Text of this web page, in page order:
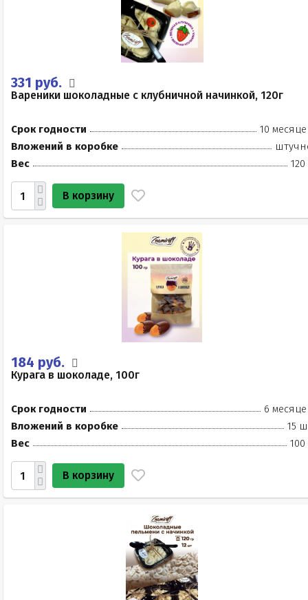
331 руб.
Вареники шоколадные с клубничной начинкой, 120г
Срок годности
10
Вложений в коробке
Вес
120
В корзину
184 руб.
Курага в шоколаде, 100г
Срок годности
6
Вложений в коробке
15
Вес
100
В корзину